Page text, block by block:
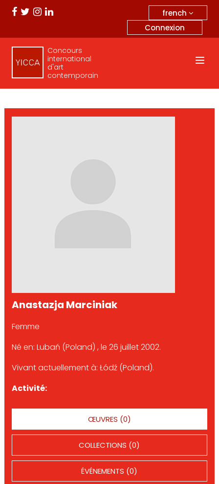
french
Connexion
Concours
international
d'art
contemporain
Anastazja Marciniak
Femme
Né en: Lubań (Poland) , le 26 juillet 2002.
Vivant actuellement à: Łódź (Poland).
Activité:
ŒUVRES (0)
COLLECTIONS (0)
ÉVÉNEMENTS (0)